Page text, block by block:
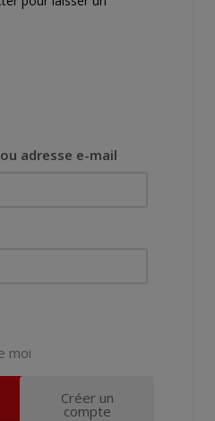
adresse e-mail
moi
Créer un
compte